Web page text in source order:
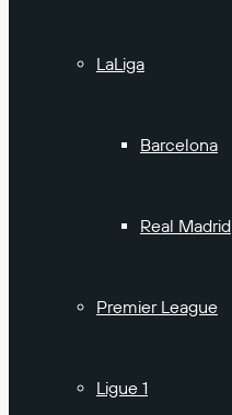
LaLiga
Barcelona
Real Madrid
Premier League
Ligue 1